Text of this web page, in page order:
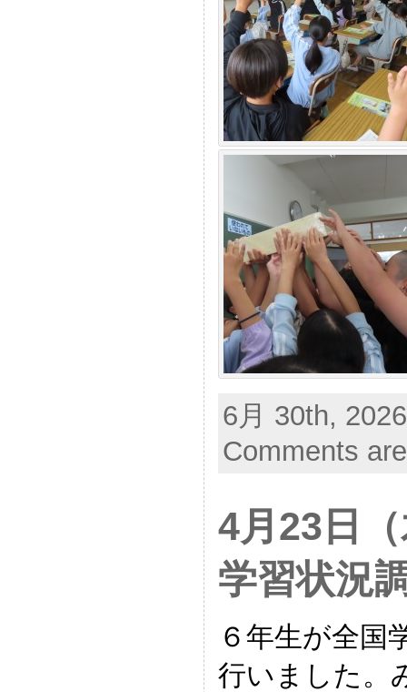
6月 30th,
Comments
4月23日
学習状況
６年生が全国
行いました。